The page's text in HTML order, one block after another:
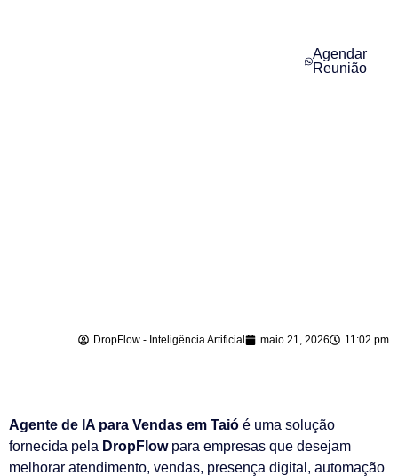
Agendar
Reunião
DropFlow - Inteligência Artificial maio 21, 2026 11:02 pm
Agente de IA para Vendas em Taió é uma solução
fornecida pela DropFlowpara empresas que desejam
melhorar atendimento, vendas, presença digital, automação